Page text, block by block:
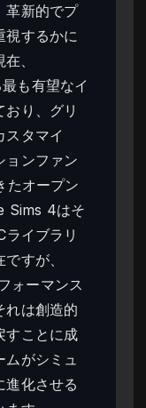
革新的でプ
視するかに
、
も有望なイ
り、グリ
スタマイ
ョンファン
たオープン
Sims 4はそ
イブラリ
すが、
ォーマンス
れは創造的
すことに成
がシミュ
進化させる